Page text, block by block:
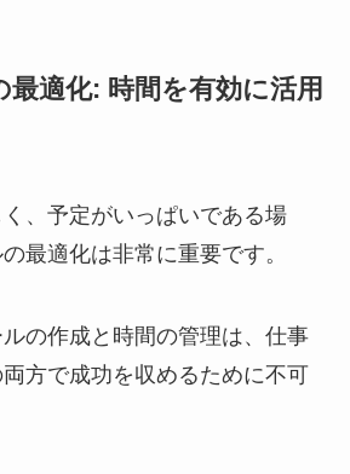
適化: 時間を有効に活用
、予定がいっぱいである場
最適化は非常に重要です。
の作成と時間の管理は、仕事
方で成功を収めるために不可